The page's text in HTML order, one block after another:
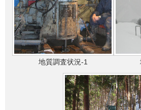
地質調査状況-1